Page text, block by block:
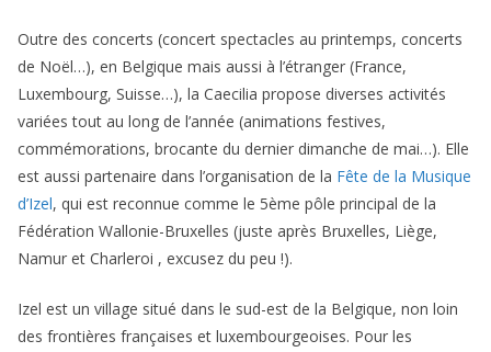
Outre des concerts (concert spectacles au printemps, concerts
de Noël…), en Belgique mais aussi à l’étranger (France,
Luxembourg, Suisse…), la Caecilia propose diverses activités
variées tout au long de l’année (animations festives,
commémorations, brocante du dernier dimanche de mai…). Elle
est aussi partenaire dans l’organisation de la Fête de la Musique
d’Izel, qui est reconnue comme le 5ème pôle principal de la
Fédération Wallonie-Bruxelles (juste après Bruxelles, Liège,
Namur et Charleroi , excusez du peu !).
Izel est un village situé dans le sud-est de la Belgique, non loin
des frontières françaises et luxembourgeoises. Pour les